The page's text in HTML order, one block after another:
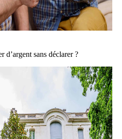
d’argent sans déclarer ?